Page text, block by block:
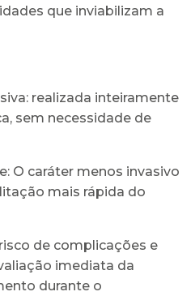
que inviabilizam a
realizada inteiramente
sem necessidade de
O caráter menos invasivo
mais rápida do
de complicações e
imediata da
durante o